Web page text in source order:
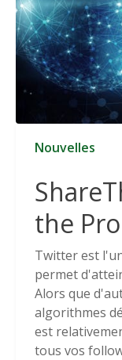
Nouvelles
the
Twitter est
permet
Alors que
algorithmes
est
tous vos